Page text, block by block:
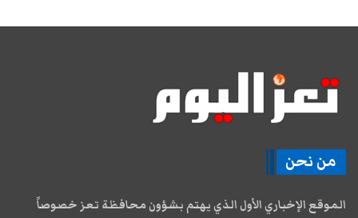
من نحن
الموقع الإخباري الأول الذي يهتم بشؤون محافظة تعز خصوصاً